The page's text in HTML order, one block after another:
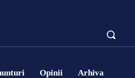
Opinii Arhiva